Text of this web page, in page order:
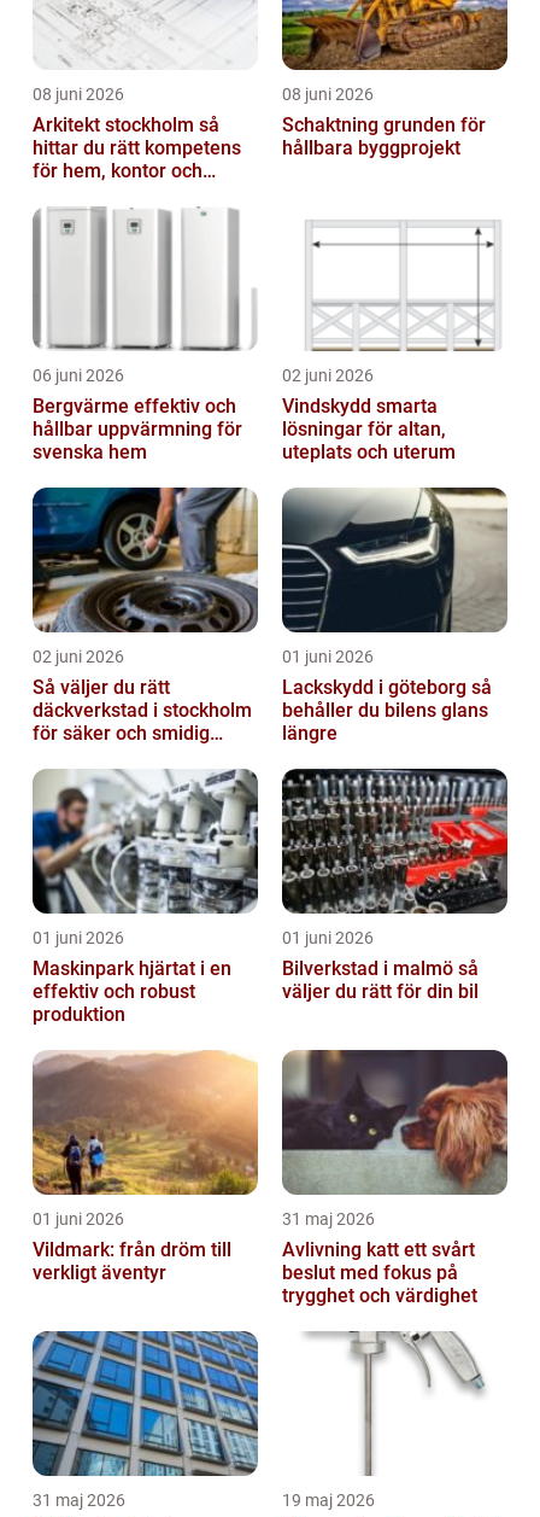
08 juni 2026
Arkitekt stockholm så
hittar du rätt kompetens
för hem, kontor och
08 juni 2026
Schaktning grunden för
hållbara byggprojekt
06 juni 2026
Bergvärme effektiv och
hållbar uppvärmning för
svenska hem
02 juni 2026
Vindskydd smarta
lösningar för altan,
uteplats och uterum
02 juni 2026
Så väljer du rätt
däckverkstad i stockholm
för säker och smidig
01 juni 2026
Lackskydd i göteborg så
behåller du bilens glans
längre
01 juni 2026
Maskinpark hjärtat i en
effektiv och robust
produktion
01 juni 2026
Bilverkstad i malmö så
väljer du rätt för din bil
01 juni 2026
Vildmark: från dröm till
verkligt äventyr
31 maj 2026
Avlivning katt ett svårt
beslut med fokus på
trygghet och värdighet
31 maj 2026 19 maj 2026